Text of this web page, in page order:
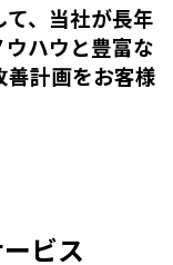
、当社が長年
ハウと豊富な
計画をお客様
ビス